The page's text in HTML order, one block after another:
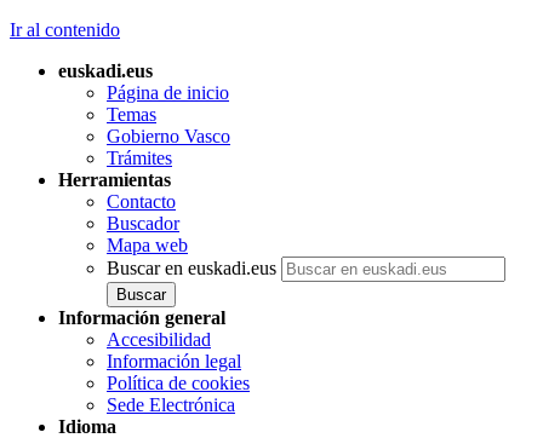
Ir al contenido
euskadi.eus
Página de inicio
Temas
Gobierno Vasco
Trámites
Herramientas
Contacto
Buscador
Mapa web
Buscar en euskadi.eus
Información general
Accesibilidad
Información legal
Política de cookies
Sede Electrónica
Idioma